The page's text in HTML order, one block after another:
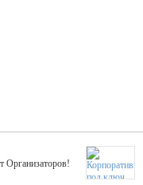
Организаторов!